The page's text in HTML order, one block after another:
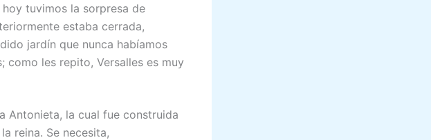
tuvimos la sorpresa de
estaba cerrada,
jardín que nunca habíamos
como les repito, Versalles es muy
Antonieta, la cual fue construida
reina. Se necesita,